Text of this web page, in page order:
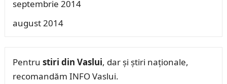
septembrie 2014
august 2014
Pentru stiri din Vaslui, dar și știri naționale,
recomandăm INFO Vaslui.